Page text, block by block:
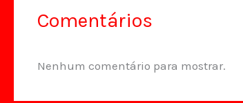
Comentários
Nenhum comentário para mostrar.